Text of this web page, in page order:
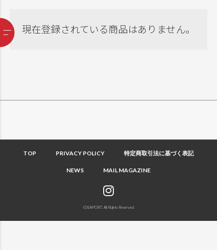
現在登録されている商品はありません。
TOP PRIVACY POLICY 特定商取引法に基づく表記
NEWS MAIL MAGAZINE
IDEAPORT. All Rights Reserved.